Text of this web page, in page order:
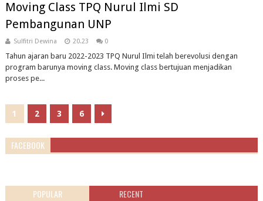
Moving Class TPQ Nurul Ilmi SD
Pembangunan UNP
Sulfitri Dewina 20.23 0
Tahun ajaran baru 2022-2023 TPQ Nurul Ilmi telah berevolusi dengan
program barunya moving class. Moving class bertujuan menjadikan
proses pe...
1 2 3 6
FACEBOOK
POPULAR RECENT